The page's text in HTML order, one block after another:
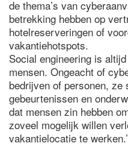
de thema’s van
betrekking hebben op
hotelreserveringen of
vakantiehotspots.
Social engineering is
mensen. Ongeacht of
bedrijven of personen,
gebeurtenissen en
dat mensen zin hebben
zoveel mogelijk willen
vakantielocatie te